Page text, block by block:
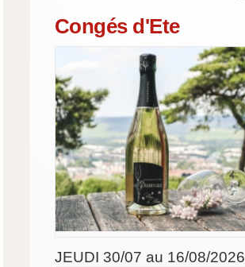
Congés d'Ete
JEUDI 30/07 au 16/08/2026